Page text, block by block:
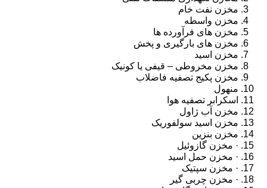
مخزن نفت خام
مخزن واسطه
مخزن های فرآورده ها
مخزن های بارگیری و پخش
مخزن اسید
مخزن مخروطی – قیفی یا کونیک
مخزن پکیج تصفیه فاضلاب
منهول
اسکرابر تصفیه هوا
مخزن آب ژاول
مخزن اسید سولفوریک
مخزن بنزین
· مخزن گازوئیل
· مخزن حمل اسید
· مخزن سپتیک
· مخزن چربی گیر